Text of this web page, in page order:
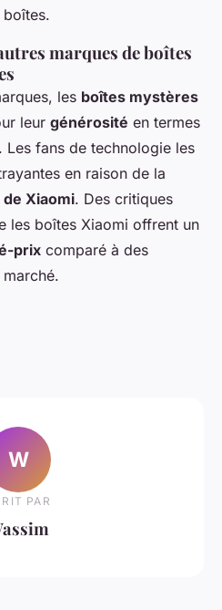
marques de boîtes
les boîtes mystères
leur générosité en termes
fans de technologie les
en raison de la
Xiaomi. Des critiques
les boîtes Xiaomi offrent un
prix comparé à des
W
PAR